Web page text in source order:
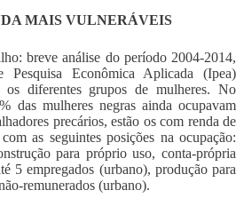
MAIS VULNERÁVEIS
breve análise do período 2004-2014,
Pesquisa Econômica Aplicada (Ipea)
os diferentes grupos de mulheres. No
das mulheres negras ainda ocupavam
precários, estão os com renda de
as seguintes posições na ocupação:
para próprio uso, conta-própria
5 empregados (urbano), produção para
remunerados (urbano).